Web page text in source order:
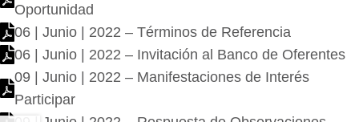
Oportunidad
06 | Junio | 2022 – Términos de Referencia
06 | Junio | 2022 – Invitación al Banco de Oferentes
09 | Junio | 2022 – Manifestaciones de Interés
Participar